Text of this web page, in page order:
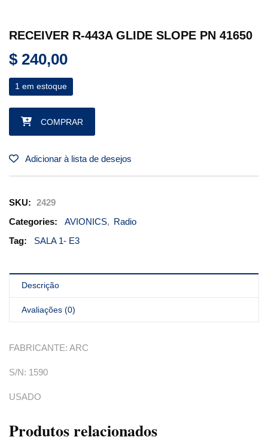
RECEIVER R-443A GLIDE SLOPE PN 41650
$ 240,00
1 em estoque
RECEIVER R-443A GLIDE SLOPE PN 41650 quantidade
COMPRAR
Adicionar à lista de desejos
SKU: 2429
Categories:
AVIONICS, Radio
Tag:
SALA 1- E3
Descrição
Avaliações (0)
FABRICANTE: ARC
S/N: 1590
USADO
Produtos relacionados